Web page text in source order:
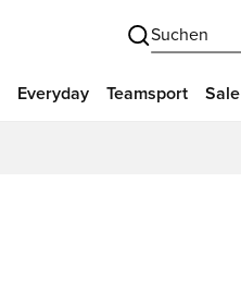
Suchen
Everyday Teamsport Sale